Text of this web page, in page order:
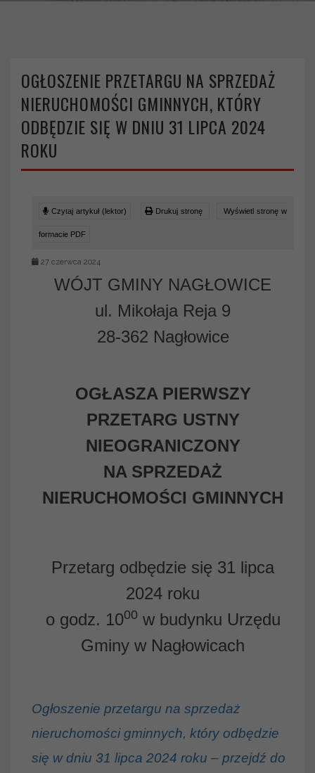
OGŁOSZENIE PRZETARGU NA SPRZEDAŻ
NIERUCHOMOŚCI GMINNYCH, KTÓRY
ODBĘDZIE SIĘ W DNIU 31 LIPCA 2024
ROKU
Czytaj artykuł (lektor) Drukuj stronę Wyświetl stronę w
formacie PDF
27 czerwca 2024
WÓJT GMINY NAGŁOWICE
ul. Mikołaja Reja 9
28-362 Nagłowice
OGŁASZA PIERWSZY
PRZETARG USTNY
NIEOGRANICZONY
NA SPRZEDAŻ
NIERUCHOMOŚCI GMINNYCH
Przetarg odbędzie się 31 lipca
2024 roku
o godz. 1000 w budynku Urzędu
Gminy w Nagłowicach
Ogłoszenie przetargu na sprzedaż
nieruchomości gminnych, który odbędzie
się w dniu 31 lipca 2024 roku – przejdź do